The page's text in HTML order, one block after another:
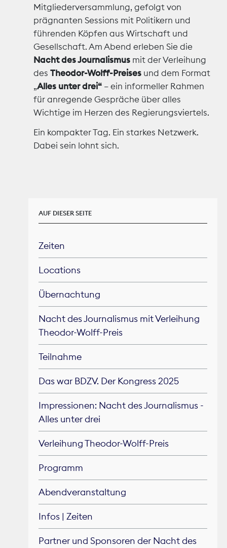
Pressefreiheit
Print
Recht
Tarifpolitik
Theodor-Wolff-Preis
Wächterpreis
Mitgliederversammlung, gefolgtvon
prägnanten Sessions mit Politikern und
führenden Köpfen aus Wirtschaft und
Gesellschaft.AmAbend erleben Siedie
NachtdesJournalismus mitderVerleihung
des Theodor-Wolff-Preises und dem Format
„Alles unterdrei“ –ein informeller Rahmen
füranregendeGespräche überalles
Wichtige im Herzen des Regierungsviertels.
Ein kompakter Tag. Ein starkes Netzwerk.
Dabei sein lohnt sich.
AUF DIESER SEITE
Zeiten
Locations
Übernachtung
Nacht des Journalismus mit Verleihung
Theodor-Wolff-Preis
Teilnahme
Das war BDZV. Der Kongress 2025
Impressionen: Nacht des Journalismus -
Alles unter drei
Verleihung Theodor-Wolff-Preis
Programm
Abendveranstaltung
Infos | Zeiten
Partner und Sponsoren der Nacht des